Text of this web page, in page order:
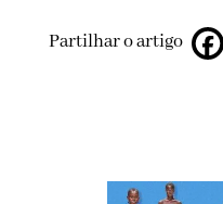
Partilhar o artigo